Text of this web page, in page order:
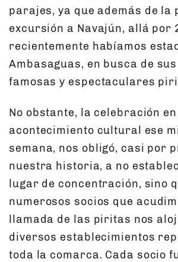
parajes, ya que además de la
excursión a Navajún, allá por
recientemente habíamos
Ambasaguas, en busca de
famosas y espectaculares
No obstante, la celebración
acontecimiento cultural ese
semana, nos obligó, casi por
nuestra historia, a no
lugar de concentración, sino
numerosos socios que
llamada de las piritas nos
diversos establecimientos
toda la comarca. Cada socio